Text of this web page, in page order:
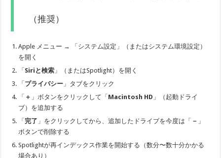
（推奨）
Apple メニュー → 「システム設定」（またはシステム環境設定）
を開く
「Siriと検索 」（またはSpotlight）を開く
「プライバシー 」タブをクリック
「 ＋ 」ボタンをクリックして「Macintosh HD 」（起動ドライ
ブ）を追加する
「完了 」をクリックしてから、追加したドライブを今度は「 － 」
ボタンで削除する
Spotlightが再インデックス作業を開始する（数分〜数十分かかる
場合あり）